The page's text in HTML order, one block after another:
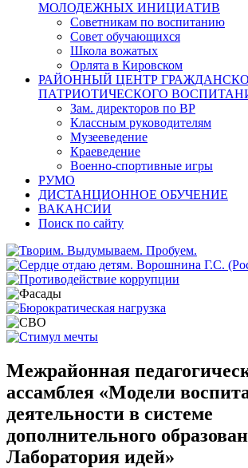
МОЛОДЕЖНЫХ ИНИЦИАТИВ
Советникам по воспитанию
Совет обучающихся
Школа вожатых
Орлята в Кировском
РАЙОННЫЙ ЦЕНТР
ПАТРИОТИЧЕСКОГО
Зам. директоров по ВР
Классным руководителям
Музееведение
Краеведение
Военно-спортивные игры
РУМО
ДИСТАНЦИОННОЕ ОБУЧЕНИЕ
ВАКАНСИИ
Поиск по сайту
Межрайонная
ассамблея «Модели
деятельности в системе
дополнительного
Лаборатория идей»